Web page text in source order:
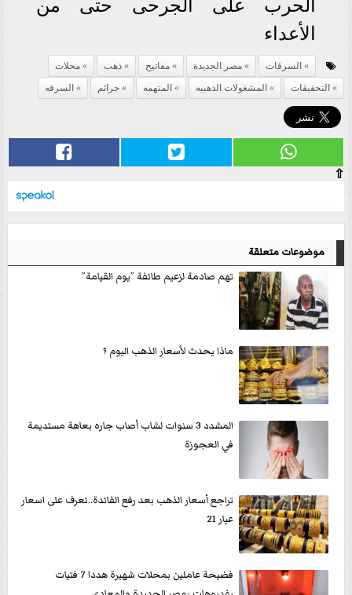
الحرب على الجرحى حتى من
الأعداء
السرقات مصر الجديدة مفاتيح ذهب
محلات
التحقيقات
المشغولات الذهبيه المتهمه جرائم السرقه
⇧
موضوعات متعلقة
تهم صادمة لزعيم طائفة ”يوم القيامة”
ماذا يحدث لأسعار الذهب اليوم ؟
المشدد 3 سنوات لشاب أصاب جاره بعاهة مستديمة
في العجوزة
تراجع أسعار الذهب بعد رفع الفائدة..تعرف على اسعار
عيار 21
فضيحة عاملين بمحلات شهيرة هددا 7 فتيات